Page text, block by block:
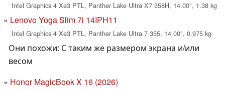
Intel Graphics 4 Xe3 PTL, Panther Lake Ultra X7 358H, 14.00", 1.38 kg
Lenovo Yoga Slim 7i 14IPH11
Intel Graphics 4 Xe3 PTL, Panther Lake Ultra 7 355, 14.00", 0.975 kg
Они похожи: С таким же размером экрана и/или
весом
Honor MagicBook X 16 (2026)